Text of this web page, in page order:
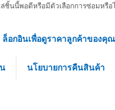
ล่ชิ้นนี้พอดีหรือมีตัวเลือกการซ่อมหรือ
ล็อกอินเพื่อดูราคาลูกค้าของคุณ
นโยบายการคืนสินค้า